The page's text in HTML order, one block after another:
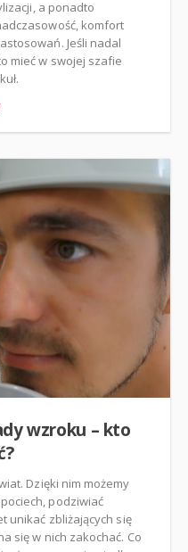
a ponadto
komfort
Jeśli nadal
mieć w swojej szafie
wzroku – kto
Dzięki nim możemy
podziwiać
unikać zbliżających się
się w nich zakochać. Co